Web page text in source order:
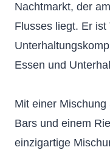
Nachtmarkt, der
Flusses liegt. Er ist
Essen und
Mit einer
Bars und einem
einzigartige